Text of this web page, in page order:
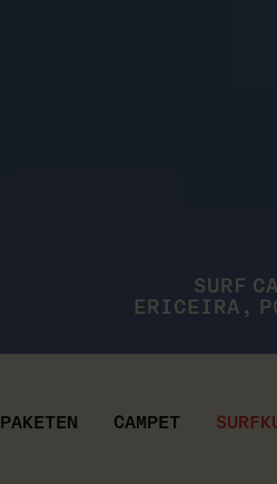
SURF
ERICEIRA,
PAKETEN CAMPET